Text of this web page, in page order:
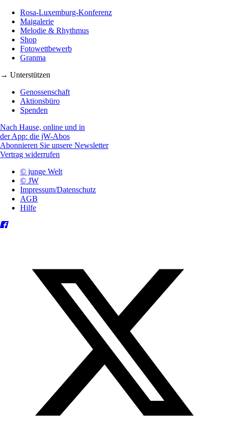
Rosa-Luxemburg-Konferenz
Maigalerie
Melodie & Rhythmus
Shop
Fotowettbewerb
Granma
→ Unterstützen
Genossenschaft
Aktionsbüro
Spenden
Nach Hause, online und in
der App: die jW-Abos
Abonnieren Sie unsere Newsletter
Vertrag widerrufen
© junge Welt
© JW
Impressum/Datenschutz
AGB
Hilfe